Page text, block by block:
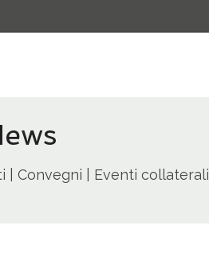
| Convegni | Eventi collaterali